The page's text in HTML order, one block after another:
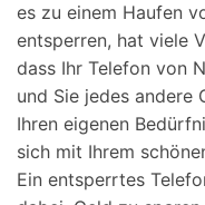
es zu einem Haufen
entsperren, hat viele
dass Ihr Telefon von
und Sie jedes andere
Ihren eigenen
sich mit Ihrem
Ein entsperrtes